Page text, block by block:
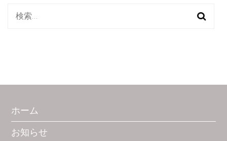
検
ホーム
お知らせ